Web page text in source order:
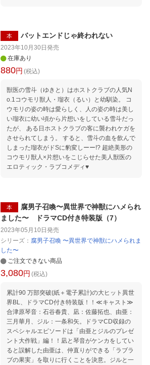
本 バットエンドじゃ終われない
2023年10月30日 発売
在庫あり
880円 (税込)
獣医の雪斗（ゆきと）はホストクラブの人気N
o.1コウモリ獣人・瑠衣（るい）と幼馴染。 コ
ウモリの姿の時は愛らしく、人の姿の時は美し
い瑠衣に幼い頃から片想いをしている雪斗だっ
たが、 ある日ホストクラブの客に襲われケガを
させられてしまう。 すると、雪斗の血を飲んで
しまった瑠衣がドSに豹変しーー!? 超絶美形の
コウモリ獣人×片想いをこじらせた美人獣医の
エロティック・ラブコメディ♥
本
腐男子召喚〜異世界で神獣にハメられ
ました〜 ドラマCD付き特装版（7）
2023年05月10日 発売
シリーズ： 腐男子召喚 〜異世界で神獣にハメられま
した〜
ご注文できない商品
3,080円 (税込)
累計90 万部突破(紙＋電子累計)の大ヒット異世
界BL、ドラマCD付き特装版！！≪キャスト≫
合津原琴音：石谷春貴、凪：佐藤拓也、由亜：
三月華月、ジル：一条和矢。ドラマCD収録の
スペシャルエピソードは「由亜とジルのプレゼ
ント大作戦」編！！凪と琴音がケンカをしてい
ると誤解した由亜は、仲直りができる「ラブラ
ブの果実」を取りに行くことを決意。ジルと一